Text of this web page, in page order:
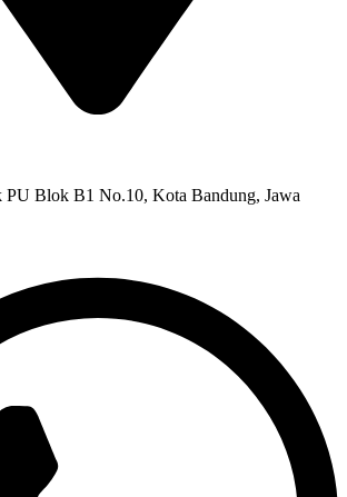
PU Blok B1 No.10, Kota Bandung, Jawa